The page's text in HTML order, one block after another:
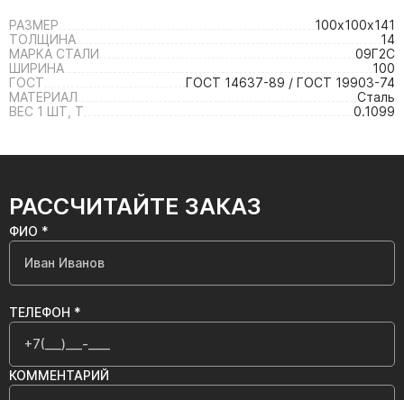
РАЗМЕР
100х100х141
ТОЛЩИНА
14
МАРКА СТАЛИ
09Г2С
ШИРИНА
100
ГОСТ
ГОСТ 14637-89 / ГОСТ 19903-74
МАТЕРИАЛ
Сталь
ВЕС 1 ШТ, Т
0.1099
РАССЧИТАЙТЕ ЗАКАЗ
ФИО *
ТЕЛЕФОН *
КОММЕНТАРИЙ